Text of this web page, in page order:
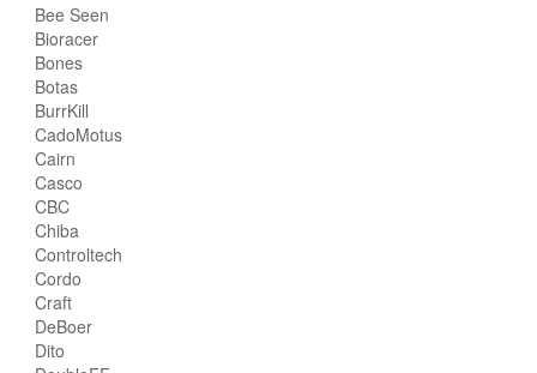
Bee Seen
Bioracer
Bones
Botas
BurrKill
CadoMotus
Cairn
Casco
CBC
Chiba
Controltech
Cordo
Craft
DeBoer
Dito